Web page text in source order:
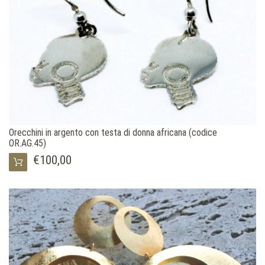
Orecchini in argento con testa di donna africana (codice
OR.AG.45)
€100,00